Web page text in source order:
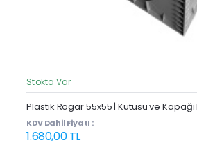
Stokta Var
Plastik Rögar 55x55 | Kutusu ve Kapağı
KDV Dahil Fiyatı :
1.680,00 TL